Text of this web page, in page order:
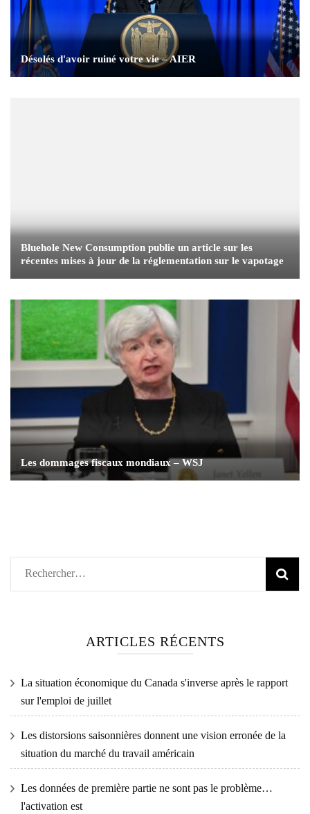
Désolés d'avoir ruiné votre vie – AIER
Bluehole New Consumption publie un article sur les
récentes mises à jour de la réglementation sur le vapotage
Les dommages fiscaux mondiaux – WSJ
Rechercher :
ARTICLES RÉCENTS
La situation économique du Canada s'inverse après le rapport
sur l'emploi de juillet
Les distorsions saisonnières donnent une vision erronée de la
situation du marché du travail américain
Les données de première partie ne sont pas le problème…
l'activation est